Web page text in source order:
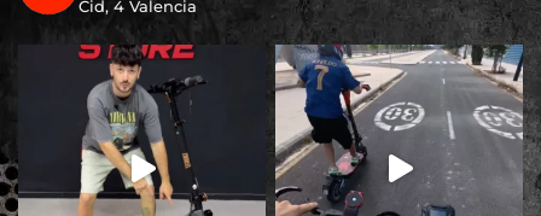
Cid, 4 Valencia